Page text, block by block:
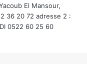
El Mansour,
36 20 72 adresse 2 :
0522 60 25 60